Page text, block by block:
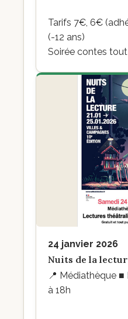
Tarifs 7€, 6€
(-12 ans)
Soirée contes
24 janvier 2026
Nuits de la
📍 Médiathèque ■
à 18h